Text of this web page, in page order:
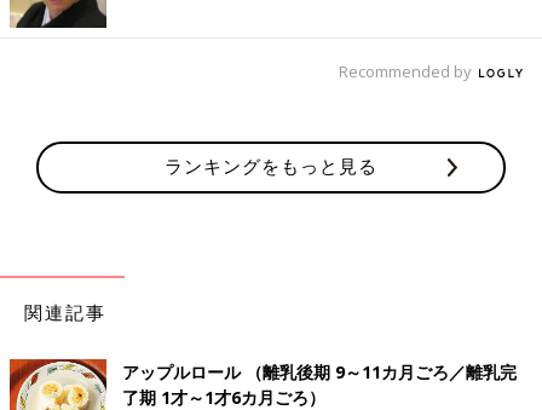
Recommended by
ランキングをもっと見る
関連記事
アップルロール （離乳後期 9～11カ月ごろ／離乳完
了期 1才～1才6カ月ごろ）